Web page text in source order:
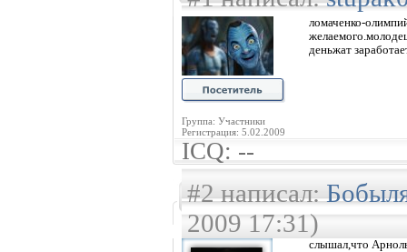
Группа: Участники
Регистрация: 5.02.2009
ломаченко-
деньжат
ICQ: --
#2 написал:
2009 17:31)
слышал,что